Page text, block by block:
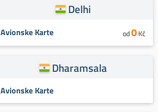
Delhi
Avionske Karte od0Kč
Dharamsala
Avionske Karte